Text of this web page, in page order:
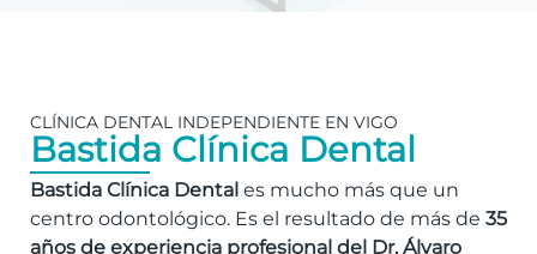
CLÍNICA DENTAL INDEPENDIENTE EN VIGO
Bastida Clínica Dental
Bastida Clínica Dental es mucho más que un
centro odontológico. Es el resultado de más de 35
años de experiencia profesional del Dr. Álvaro